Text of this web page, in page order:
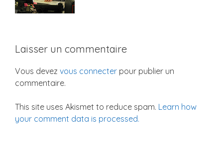
Laisser un commentaire
Vous devez vous connecter pour publier un
commentaire.
This site uses Akismet to reduce spam. Learn how
your comment data is processed.